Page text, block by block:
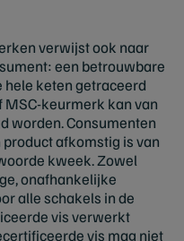
verwijst ook naar
een betrouwbare
hele keten getraceerd
MSC-keurmerk kan van
worden. Consumenten
afkomstig is van
kweek. Zowel
onafhankelijke
alle schakels in de
vis verwerkt
vis mag niet